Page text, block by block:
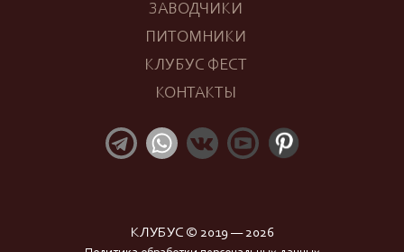
ЗАВОДЧИКИ
ПИТОМНИКИ
КЛУБУС ФЕСТ
КОНТАКТЫ
КЛУБУС © 2019 — 2026